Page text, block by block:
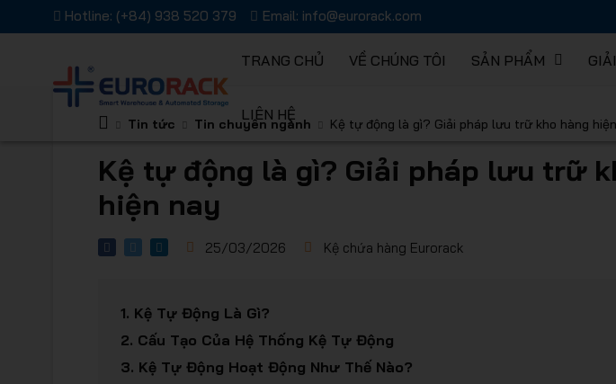
Hotline: (+84) 938 520 379 Email: info@eurorack.com
TRANG CHỦ VỀ CHÚNG TÔI SẢN PHẨM
LIÊN HỆ
Kệ chứa hàng
Giải pháp lưu
Tin tức Tin chuyên ngành Kệ tự động là gì? Giải pháp lưu trữ kho hàng
Kệ tự động là gì? Giải pháp lưu trữ
hiện nay
25/03/2026 Kệ chứa hàng Eurorack
1. Kệ Tự Động Là Gì?
2. Cấu Tạo Của Hệ Thống Kệ Tự Động
3. Kệ Tự Động Hoạt Động Như Thế Nào?